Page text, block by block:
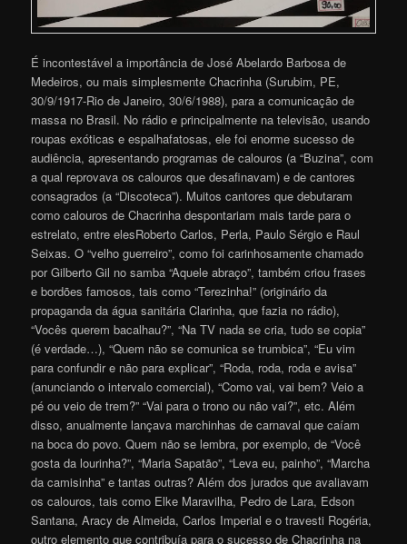
É incontestável a importância de José Abelardo Barbosa de
Medeiros, ou mais simplesmente Chacrinha (Surubim, PE,
30/9/1917-Rio de Janeiro, 30/6/1988), para a comunicação de
massa no Brasil. No rádio e principalmente na televisão, usando
roupas exóticas e espalhafatosas, ele foi enorme sucesso de
audiência, apresentando programas de calouros (a “Buzina”, com
a qual reprovava os calouros que desafinavam) e de cantores
consagrados (a “Discoteca”). Muitos cantores que debutaram
como calouros de Chacrinha despontariam mais tarde para o
estrelato, entre elesRoberto Carlos, Perla, Paulo Sérgio e Raul
Seixas. O “velho guerreiro”, como foi carinhosamente chamado
por Gilberto Gil no samba “Aquele abraço”, também criou frases
e bordões famosos, tais como “Terezinha!” (originário da
propaganda da água sanitária Clarinha, que fazia no rádio),
“Vocês querem bacalhau?”, “Na TV nada se cria, tudo se copia”
(é verdade…), “Quem não se comunica se trumbica”, “Eu vim
para confundir e não para explicar”, “Roda, roda, roda e avisa”
(anunciando o intervalo comercial), “Como vai, vai bem? Veio a
pé ou veio de trem?” “Vai para o trono ou não vai?”, etc. Além
disso, anualmente lançava marchinhas de carnaval que caíam
na boca do povo. Quem não se lembra, por exemplo, de “Você
gosta da lourinha?”, “Maria Sapatão”, “Leva eu, painho”, “Marcha
da camisinha” e tantas outras? Além dos jurados que avaliavam
os calouros, tais como Elke Maravilha, Pedro de Lara, Edson
Santana, Aracy de Almeida, Carlos Imperial e o travesti Rogéria,
outro elemento que contribuía para o sucesso de Chacrinha na